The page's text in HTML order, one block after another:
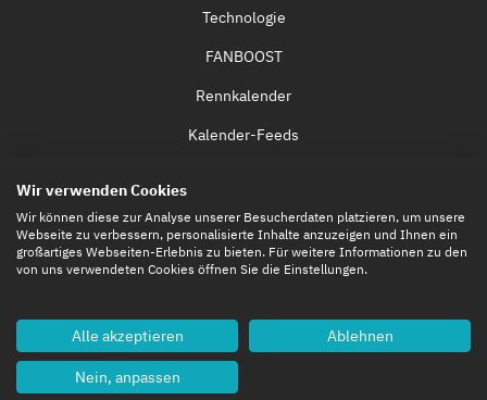
Technologie
FANBOOST
Rennkalender
Kalender-Feeds
Eintrittskarten
Wir verwenden Cookies
Wir können diese zur Analyse unserer Besucherdaten platzieren, um unsere
Webseite zu verbessern, personalisierte Inhalte anzuzeigen und Ihnen ein
großartiges Webseiten-Erlebnis zu bieten. Für weitere Informationen zu den
von uns verwendeten Cookies öffnen Sie die Einstellungen.
Alle akzeptieren Ablehnen
Nein, anpassen